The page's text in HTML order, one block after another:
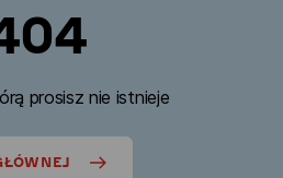
prosisz nie istnieje